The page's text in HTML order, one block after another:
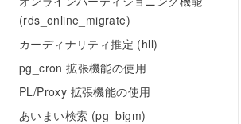
(rds_online_migrate)
カーディナリティ推定 (hll)
pg_cron 拡張機能の使用
PL/Proxy 拡張機能の使用
あいまい検索 (pg_bigm)